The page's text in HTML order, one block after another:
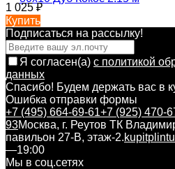
1 025₽
Купить
Подписаться на рассылкy!
Я согласен(a) с политикой
данных
Спасибо! Будем держать вас в
Ошибка отправки формы
+7 (495) 664-69-61+7 (925) 470-
93Москва, г. Реутов ТК
павильон 27-В, этаж-2.
—19:00
Мы в соц.сетях